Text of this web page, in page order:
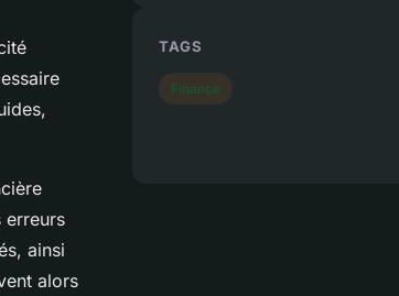
erreurs
ainsi
alors
TAGS
Finance